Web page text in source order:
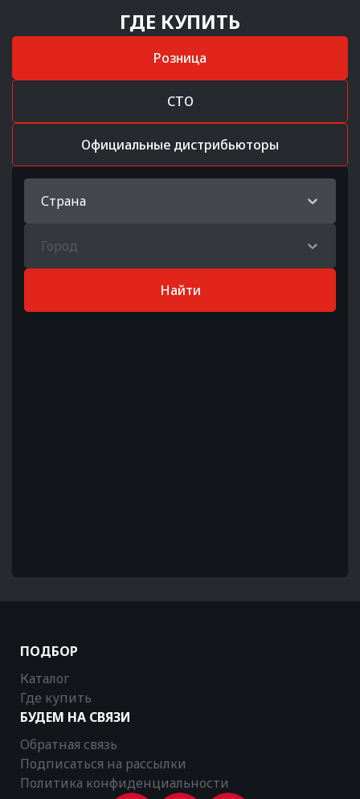
ГДЕ КУПИТЬ
Розница
СТО
Официальные дистрибьюторы
Страна
Город
Найти
ПОДБОР
Каталог
Где купить
БУДЕМ НА СВЯЗИ
Обратная связь
Подписаться на рассылки
Политика конфиденциальности